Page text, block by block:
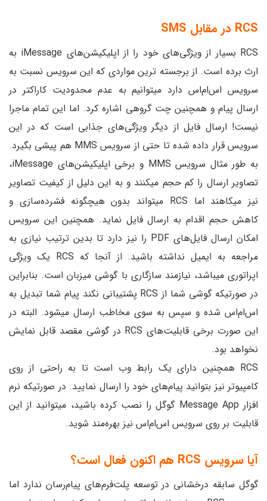
RCS در مقابل SMS
RCS بسیار از ویژگی‌های خود را از اپلیکیشن‌های iMessage به
ارث برده است. از برجسته ترین مواردی که این سرویس نسبت به
سرویس اس‌ام‌اس دارد میتوانیم به عدم محدودیت کاراکتر در
ارسال پیام و همچنین چت گروهی اشاره کرد. اما این تمام ماجرا
نیست! ارسال فایل از دیگر ویژگی‌های جذابی است که در این
سرویس قرار داده شده تا حتی از سرویس MMS هم پیشی بگیرد.
به طور مثال سرویس MMS و برخی اپلیکیشن‌های iMessage،
تصاویر ارسال را کم حجم میکنند و به این دلیل از کیفیت تصاویر
نیز میکاهند اما RCS میتواند بدون هیچگونه فشرده‌سازی و
کاهش حجم اقدام به ارسال فایل نماید. همچنین این سرویس
امکان ارسال فایل‌های PDF را نیز دارد تا بدین ‌ترتیب نیازی به
مراجعه به ایمیل نداشته باشید. از آنجا که RCS یک ویژگی
اپراتوری میباشد، نیازمند سازگاری با گوشی میزبان است. بنابراین
در صورتیکه گوشی شما از RCS پشتیبانی نکند پیام شما تبدیل به
اس‌ام‌اس شده و سپس به سوی مخاطب ارسال میشود. البته در
این صورت برخی قابلیت‌های RCS در گوشی مقصد قابل نمایش
نخواهد بود.
RCS همچنین دارای یک رابط وب است تا به راحتی از روی
کامپیوتر نیز بتوانید پیام‌های خود را ارسال نمایید. در صورتیکه نرم
افزار Message App گوگل را نصب کرده باشید، میتوانید از این
قابلیت بر روی سرویس اس‌ام‌اس نیز بهره‌مند شوید.
آیا سرویس RCS هم اکنون فعال است؟
گوگل سابقه درخشانی در توسعه پلت‌فرم‌های پیام‌رسان ندارد اما